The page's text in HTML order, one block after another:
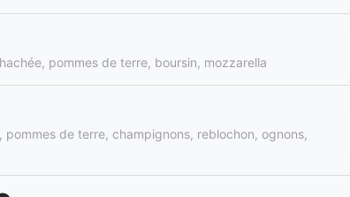
pommes de terre, boursin, mozzarella
pommes de terre, champignons, reblochon, ognons,